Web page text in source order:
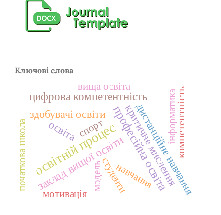
Ключові слова
освітній процеспрофесійна освіта
цифрова компетентність
заклад вищої освітикритичне мислення
дистанційне навчання
освіта компетентність
здобувачі освіти
навчання
студенти
початкова школа
вища освіта
модель
мотивація
спорт інформатика